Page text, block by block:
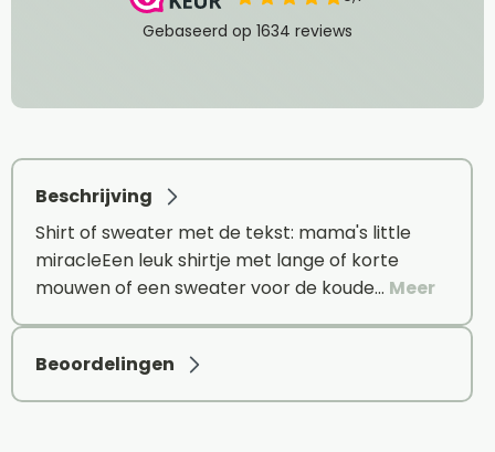
Beschrijving
Shirt of sweater met de tekst: mama's little
miracleEen leuk shirtje met lange of korte
mouwen of een sweater voor de koude… Meer
Beoordelingen